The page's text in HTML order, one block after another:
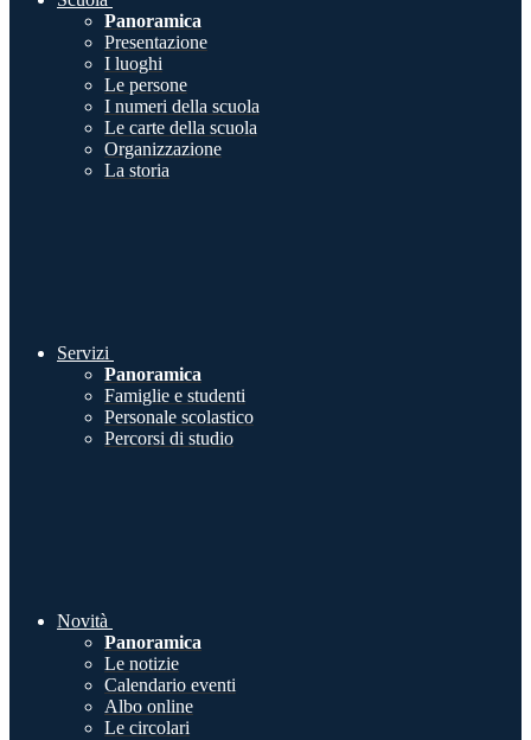
Panoramica
Presentazione
I luoghi
Le persone
I numeri della scuola
Le carte della scuola
Organizzazione
La storia
Servizi
Panoramica
Famiglie e studenti
Personale scolastico
Percorsi di studio
Novità
Panoramica
Le notizie
Calendario eventi
Albo online
Le circolari